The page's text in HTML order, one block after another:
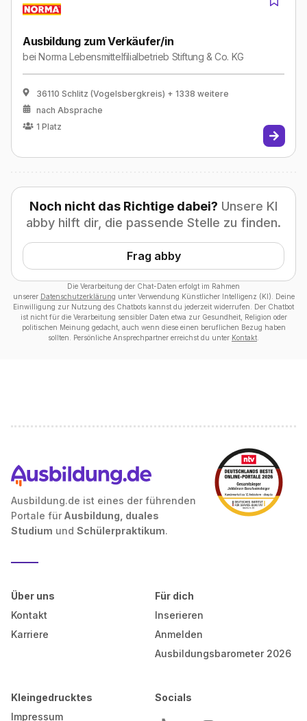
Ausbildung zum Verkäufer/in
beiNorma Lebensmittelfilialbetrieb Stiftung & Co. KG
36110 Schlitz (Vogelsbergkreis) + 1338 weitere
nach Absprache
1 Platz
Noch nicht das Richtige dabei? Unsere KI
abby hilft dir, die passende Stelle zu finden.
Frag abby
Die Verarbeitung der Chat-Daten erfolgt im Rahmen
unserer Datenschutzerklärung unter Verwendung Künstlicher Intelligenz (KI). Deine
Einwilligung zur Nutzung des Chatbots kannst du jederzeit widerrufen. Der Chatbot
ist nicht für die Verarbeitung sensibler Daten etwa zur Gesundheit, Religion oder
politischen Meinung gedacht, auch wenn diese einen beruflichen Bezug haben
sollten. Persönliche Ansprechpartner erreichst du unter Kontakt
Ausbildung.de ist eines der führenden
Portale für Ausbildung, duales
Studium und Schülerpraktikum.
Über uns
Kontakt
Karriere
Für dich
Inserieren
Anmelden
Ausbildungsbarometer 2026
Kleingedrucktes
Impressum
Socials